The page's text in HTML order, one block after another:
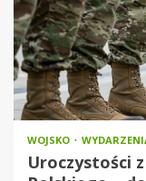
WOJSKO
Uroczystości